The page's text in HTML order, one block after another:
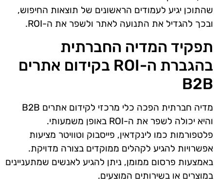
שהתוכן יגיע לעמודים הראשונים של תוצאות החיפוש,
ובכך להגדיל את התנועה לאתר ולשפר את ה-ROI.
תפקיד המדיה החברתית
בהגברת ה-ROI בקידום אתרים
B2B
מדיה חברתית הפכה כלי מרכזי לקידום אתרים B2B
והיא יכולה לשפר את ה-ROI באופן משמעותי.
פלטפורמות כמו לינקדאין, פייסבוק וטוויטר מציעות
אפשרויות להגיע לקהלים ממוקדים בצורה מדויקת.
באמצעות פרסום ממומן, ניתן להגיע לאנשים שמתעניינים
במוצרים או בשירותים המוצעים.